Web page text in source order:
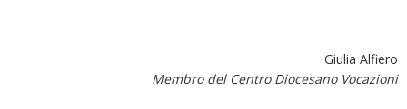
Giulia Alfiero
Membro del Centro Diocesano Vocazioni